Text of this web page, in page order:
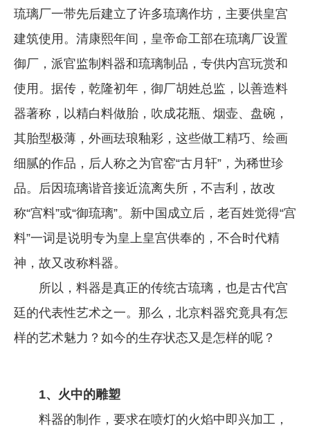
琉璃厂一带先后建立了许多琉璃作坊，主要供皇宫
建筑使用。清康熙年间，皇帝命工部在琉璃厂设置
御厂，派官监制料器和琉璃制品，专供内宫玩赏和
使用。据传，乾隆初年，御厂胡姓总监，以善造料
器著称，以精白料做胎，吹成花瓶、烟壶、盘碗，
其胎型极薄，外画珐琅釉彩，这些做工精巧、绘画
细腻的作品，后人称之为官窑“古月轩”，为稀世珍
品。后因琉璃谐音接近流离失所，不吉利，故改
称“宫料”或“御琉璃”。新中国成立后，老百姓觉得“宫
料”一词是说明专为皇上皇宫供奉的，不合时代精
神，故又改称料器。
所以，料器是真正的传统古琉璃，也是古代宫
廷的代表性艺术之一。那么，北京料器究竟具有怎
样的艺术魅力？如今的生存状态又是怎样的呢？
1、火中的雕塑
料器的制作，要求在喷灯的火焰中即兴加工，